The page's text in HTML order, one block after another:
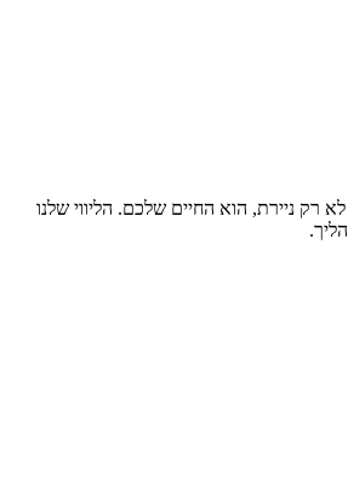
רק ניירת, הוא החיים שלכם. הליווי שלנו